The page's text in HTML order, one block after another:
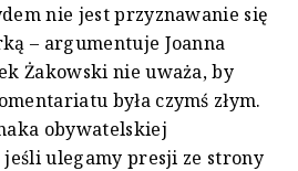
nie jest przyznawanie się
– argumentuje Joanna
Żakowski nie uważa, by
była czymś złym.
obywatelskiej
ulegamy presji ze strony